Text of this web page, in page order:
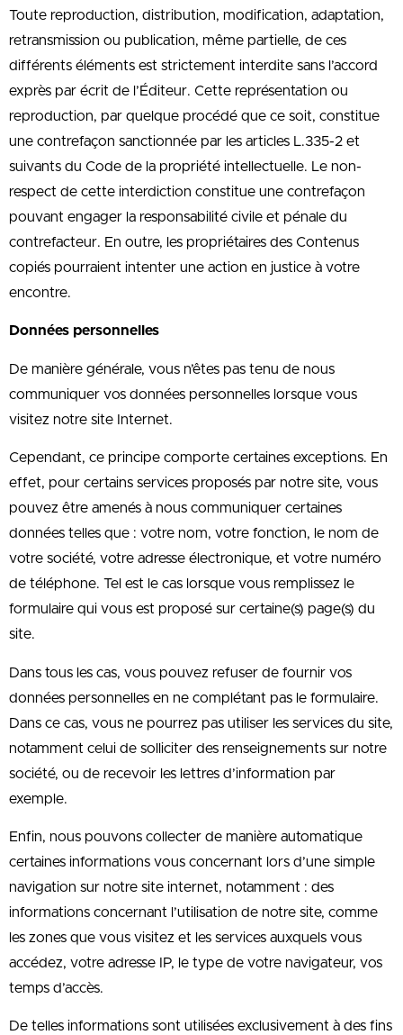
Toute reproduction, distribution, modification, adaptation,
retransmission ou publication, même partielle, de ces
différents éléments est strictement interdite sans l’accord
exprès par écrit de l’Éditeur. Cette représentation ou
reproduction, par quelque procédé que ce soit, constitue
une contrefaçon sanctionnée par les articles L.335-2 et
suivants du Code de la propriété intellectuelle. Le non-
respect de cette interdiction constitue une contrefaçon
pouvant engager la responsabilité civile et pénale du
contrefacteur. En outre, les propriétaires des Contenus
copiés pourraient intenter une action en justice à votre
encontre.
Données personnelles
De manière générale, vous n’êtes pas tenu de nous
communiquer vos données personnelles lorsque vous
visitez notre site Internet.
Cependant, ce principe comporte certaines exceptions. En
effet, pour certains services proposés par notre site, vous
pouvez être amenés à nous communiquer certaines
données telles que : votre nom, votre fonction, le nom de
votre société, votre adresse électronique, et votre numéro
de téléphone. Tel est le cas lorsque vous remplissez le
formulaire qui vous est proposé sur certaine(s) page(s) du
site.
Dans tous les cas, vous pouvez refuser de fournir vos
données personnelles en ne complétant pas le formulaire.
Dans ce cas, vous ne pourrez pas utiliser les services du site,
notamment celui de solliciter des renseignements sur notre
société, ou de recevoir les lettres d’information par
exemple.
Enfin, nous pouvons collecter de manière automatique
certaines informations vous concernant lors d’une simple
navigation sur notre site internet, notamment : des
informations concernant l’utilisation de notre site, comme
les zones que vous visitez et les services auxquels vous
accédez, votre adresse IP, le type de votre navigateur, vos
temps d’accès.
De telles informations sont utilisées exclusivement à des fins